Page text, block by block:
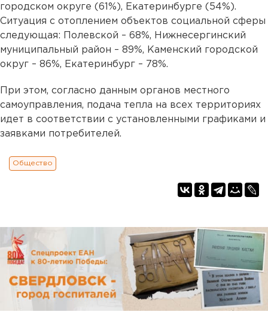
городском округе (61%), Екатеринбурге (54%).
Ситуация с отоплением объектов социальной сферы
следующая: Полевской – 68%, Нижнесергинский
муниципальный район – 89%, Каменский городской
округ – 86%, Екатеринбург – 78%.
При этом, согласно данным органов местного
самоуправления, подача тепла на всех территориях
идет в соответствии с установленными графиками и
заявками потребителей.
Общество